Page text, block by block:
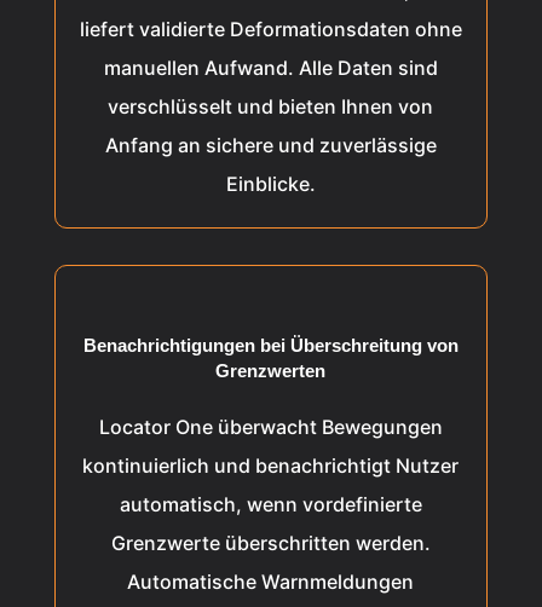
liefert validierte Deformationsdaten ohne
manuellen Aufwand. Alle Daten sind
verschlüsselt und bieten Ihnen von
Anfang an sichere und zuverlässige
Einblicke.
Benachrichtigungen bei Überschreitung von
Grenzwerten
Locator One überwacht Bewegungen
kontinuierlich und benachrichtigt Nutzer
automatisch, wenn vordefinierte
Grenzwerte überschritten werden.
Automatische Warnmeldungen